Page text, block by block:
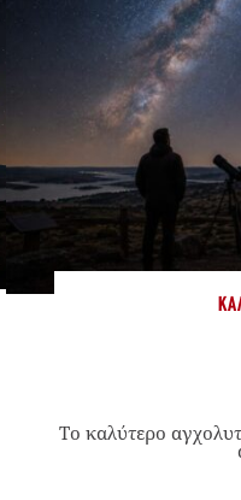
Το καλύτερο